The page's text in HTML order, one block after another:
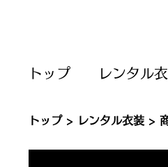
トップ レンタル
トップ> レンタル衣装 >